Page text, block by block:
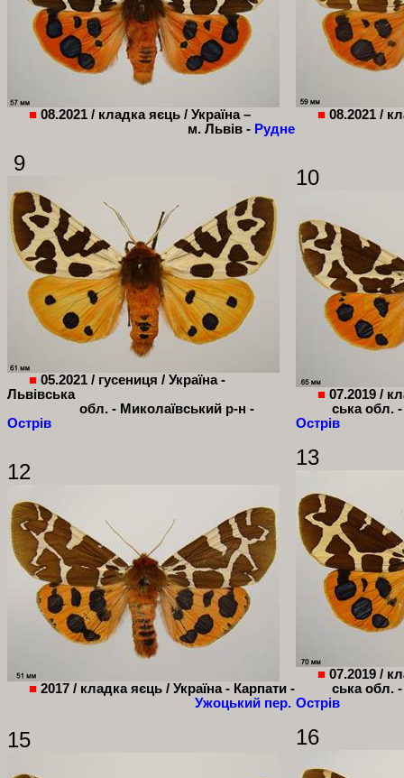
■ 08.2021 / кладка яєць / Україна –
м. Львів - Рудне
■ 08.2021 /
9
■ 05.2021 / гусениця / Україна -
Львівська
обл. - Миколаївський р-н -
Острів
10
■ 07.2019 /
ська обл.
Острів
12
■ 2017 / кладка яєць / Україна - Карпати -
Ужоцький пер.
13
■ 07.2019 /
ська обл.
Острів
15 16